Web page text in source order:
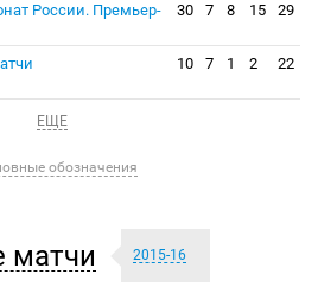
России. Премьер-
30 7 8 15 29
10 7 1 2 22
ЕЩЕ
обозначения
матчи 2015-16